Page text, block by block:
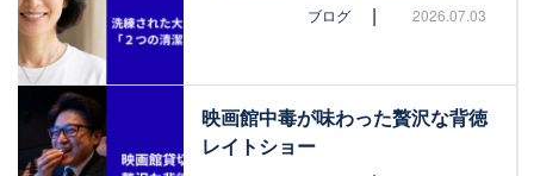
ブログ | 2026.07.03
映画館中毒が味わった贅沢な背徳
レイトショー